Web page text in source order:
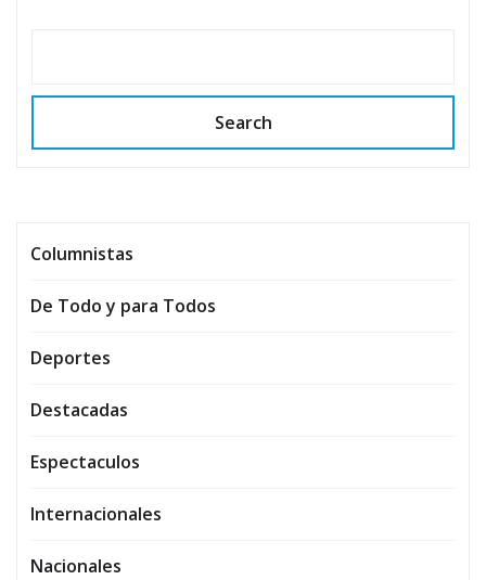
Search
Columnistas
De Todo y para Todos
Deportes
Destacadas
Espectaculos
Internacionales
Nacionales